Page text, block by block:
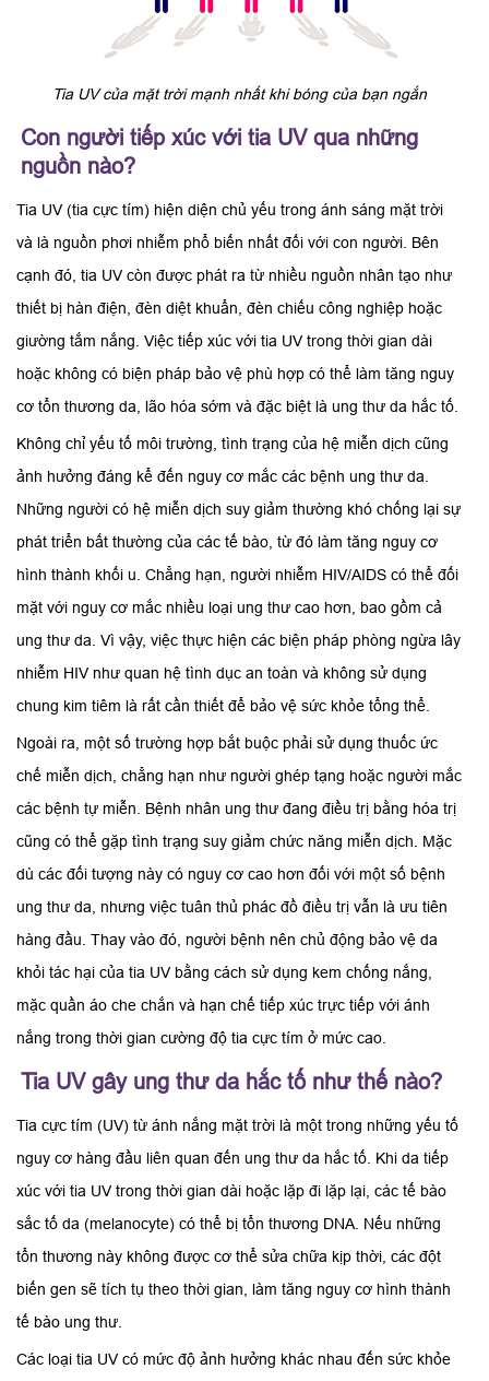
Tia UV của mặt trời mạnh nhất khi bóng của bạn ngắn
Con người tiếp xúc với tia UV qua những
nguồn nào?
Tia UV (tia cực tím) hiện diện chủ yếu trong ánh sáng mặt trời
và là nguồn phơi nhiễm phổ biến nhất đối với con người. Bên
cạnh đó, tia UV còn được phát ra từ nhiều nguồn nhân tạo như
thiết bị hàn điện, đèn diệt khuẩn, đèn chiếu công nghiệp hoặc
giường tắm nắng. Việc tiếp xúc với tia UV trong thời gian dài
hoặc không có biện pháp bảo vệ phù hợp có thể làm tăng nguy
cơ tổn thương da, lão hóa sớm và đặc biệt là ung thư da hắc tố.
Không chỉ yếu tố môi trường, tình trạng của hệ miễn dịch cũng
ảnh hưởng đáng kể đến nguy cơ mắc các bệnh ung thư da.
Những người có hệ miễn dịch suy giảm thường khó chống lại sự
phát triển bất thường của các tế bào, từ đó làm tăng nguy cơ
hình thành khối u. Chẳng hạn, người nhiễm HIV/AIDS có thể đối
mặt với nguy cơ mắc nhiều loại ung thư cao hơn, bao gồm cả
ung thư da. Vì vậy, việc thực hiện các biện pháp phòng ngừa lây
nhiễm HIV như quan hệ tình dục an toàn và không sử dụng
chung kim tiêm là rất cần thiết để bảo vệ sức khỏe tổng thể.
Ngoài ra, một số trường hợp bắt buộc phải sử dụng thuốc ức
chế miễn dịch, chẳng hạn như người ghép tạng hoặc người mắc
các bệnh tự miễn. Bệnh nhân ung thư đang điều trị bằng hóa trị
cũng có thể gặp tình trạng suy giảm chức năng miễn dịch. Mặc
dù các đối tượng này có nguy cơ cao hơn đối với một số bệnh
ung thư da, nhưng việc tuân thủ phác đồ điều trị vẫn là ưu tiên
hàng đầu. Thay vào đó, người bệnh nên chủ động bảo vệ da
khỏi tác hại của tia UV bằng cách sử dụng kem chống nắng,
mặc quần áo che chắn và hạn chế tiếp xúc trực tiếp với ánh
nắng trong thời gian cường độ tia cực tím ở mức cao.
Tia UV gây ung thư da hắc tố như thế nào?
Tia cực tím (UV) từ ánh nắng mặt trời là một trong những yếu tố
nguy cơ hàng đầu liên quan đến ung thư da hắc tố. Khi da tiếp
xúc với tia UV trong thời gian dài hoặc lặp đi lặp lại, các tế bào
sắc tố da (melanocyte) có thể bị tổn thương DNA. Nếu những
tổn thương này không được cơ thể sửa chữa kịp thời, các đột
biến gen sẽ tích tụ theo thời gian, làm tăng nguy cơ hình thành
tế bào ung thư.
Các loại tia UV có mức độ ảnh hưởng khác nhau đến sức khỏe